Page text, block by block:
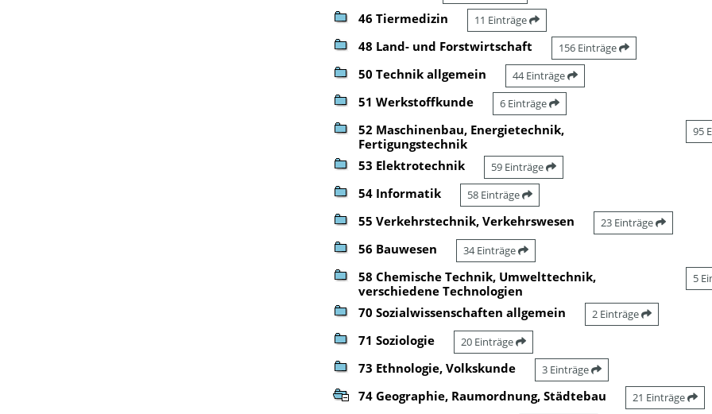
46 Tiermedizin 11 Einträge
48 Land- und Forstwirtschaft 156 Einträge
50 Technik allgemein 44 Einträge
51 Werkstoffkunde 6 Einträge
52 Maschinenbau, Energietechnik,
Fertigungstechnik
95
53 Elektrotechnik 59 Einträge
54 Informatik 58 Einträge
55 Verkehrstechnik, Verkehrswesen 23 Einträge
56 Bauwesen 34 Einträge
58 Chemische Technik, Umwelttechnik,
verschiedene Technologien
5
70 Sozialwissenschaften allgemein 2 Einträge
71 Soziologie 20 Einträge
73 Ethnologie, Volkskunde 3 Einträge
74 Geographie, Raumordnung, Städtebau 21 Einträge